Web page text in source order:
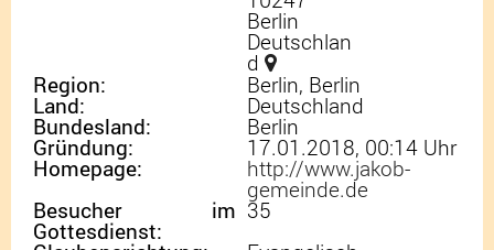
Berlin
Deutschlan
d
Region:
Berlin, Berlin
Land: Deutschland
Bundesland: Berlin
Gründung: 17.01.2018, 00:14 Uhr
Homepage: http://www.jakob-
gemeinde.de
Besucher im
Gottesdienst:
35